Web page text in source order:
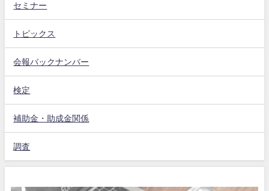
セミナー
トピックス
会報バックナンバー
検定
補助金・助成金関係
調査